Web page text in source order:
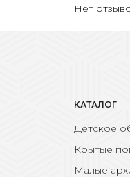
Нет
КАТАЛОГ
Детское
Крытые
Малые